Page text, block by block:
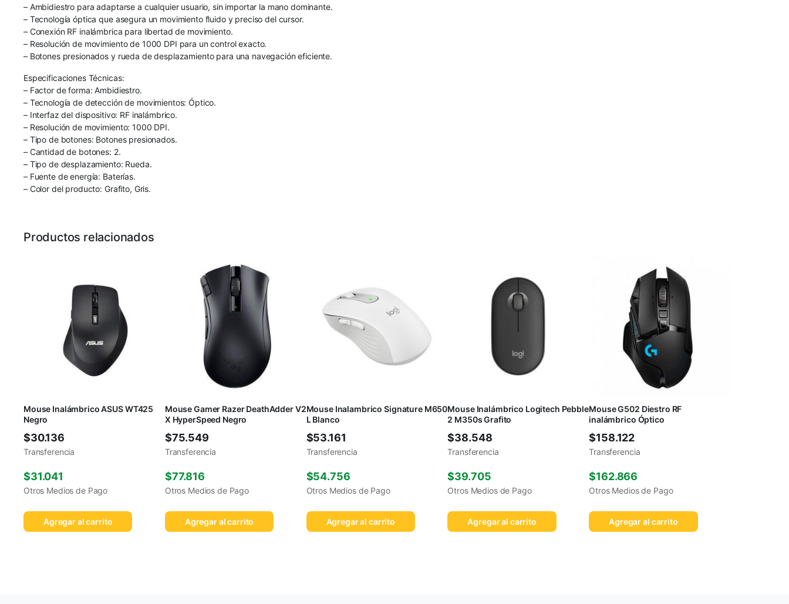
– Ambidiestro para adaptarse a cualquier usuario, sin importar la mano dominante.
– Tecnología óptica que asegura un movimiento fluido y preciso del cursor.
– Conexión RF inalámbrica para libertad de movimiento.
– Resolución de movimiento de 1000 DPI para un control exacto.
– Botones presionados y rueda de desplazamiento para una navegación eficiente.
Especificaciones Técnicas:
– Factor de forma: Ambidiestro.
– Tecnología de detección de movimientos: Óptico.
– Interfaz del dispositivo: RF inalámbrico.
– Resolución de movimiento: 1000 DPI.
– Tipo de botones: Botones presionados.
– Cantidad de botones: 2.
– Tipo de desplazamiento: Rueda.
– Fuente de energía: Baterías.
– Color del producto: Grafito, Gris.
Productos relacionados
Mouse Inalámbrico ASUS WT425
Negro
$30.136
Transferencia
$31.041
Otros Medios de Pago
Agregar al carrito
Mouse Gamer Razer DeathAdder V2
X HyperSpeed Negro
$75.549
Transferencia
$77.816
Otros Medios de Pago
Agregar al carrito
Mouse Inalambrico Signature M650
L Blanco
$53.161
Transferencia
$54.756
Otros Medios de Pago
Agregar al carrito
Mouse Inalámbrico Logitech Pebble
2 M350s Grafito
$38.548
Transferencia
$39.705
Otros Medios de Pago
Agregar al carrito
Mouse G502 Diestro RF
inalámbrico Óptico
$158.122
Transferencia
$162.866
Otros Medios de Pago
Agregar al carrito